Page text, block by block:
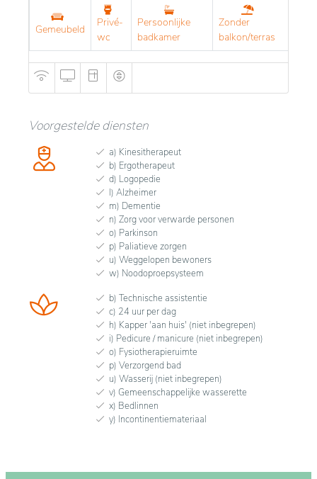
Gemeubeld
Privé-
wc
Persoonlijke
badkamer
Zonder
balkon/terras
Voorgestelde diensten
a) Kinesitherapeut
b) Ergotherapeut
d) Logopedie
l) Alzheimer
m) Dementie
n) Zorg voor verwarde personen
o) Parkinson
p) Paliatieve zorgen
u) Weggelopen bewoners
w) Noodoproepsysteem
b) Technische assistentie
c) 24 uur per dag
h) Kapper 'aan huis' (niet inbegrepen)
i) Pedicure / manicure (niet inbegrepen)
o) Fysiotherapieruimte
p) Verzorgend bad
u) Wasserij (niet inbegrepen)
v) Gemeenschappelijke wasserette
x) Bedlinnen
y) Incontinentiemateriaal